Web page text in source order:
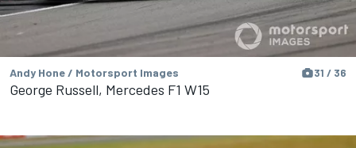
Andy Hone / Motorsport Images 31 / 36
George Russell, Mercedes F1 W15